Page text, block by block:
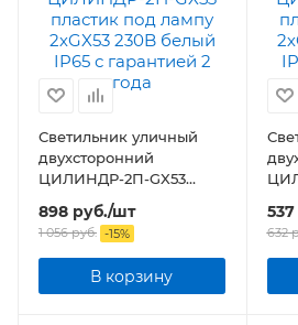
Светильник уличный
двухсторонний
ЦИЛИНДР-2П-GX53
пластик под лампу
2хGX53 230B белый IP65
898 руб./шт
1 056руб. -15%
В корзину
537
632